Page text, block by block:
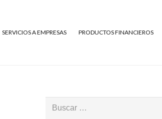
SERVICIOS A EMPRESAS PRODUCTOS FINANCIEROS
Buscar: